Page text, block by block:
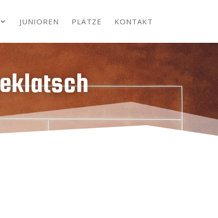
JUNIOREN PLÄTZE KONTAKT